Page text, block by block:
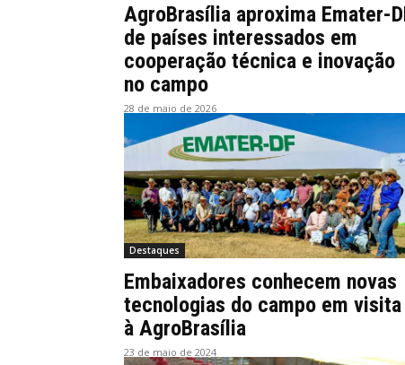
AgroBrasília aproxima Emater-
de países interessados em
cooperação técnica e inovação
no campo
28 de maio de 2026
Destaques
Embaixadores conhecem novas
tecnologias do campo em visita
à AgroBrasília
23 de maio de 2024